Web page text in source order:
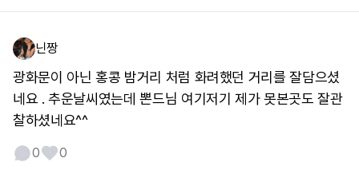
닌짱
광화문이 아닌 홍콩 밤거리 처럼 화려했던 거리를 잘담으셨
네요 . 추운날씨였는데 뽄드님 여기저기 제가 못본곳도 잘관
찰하셨네요^^
0 0